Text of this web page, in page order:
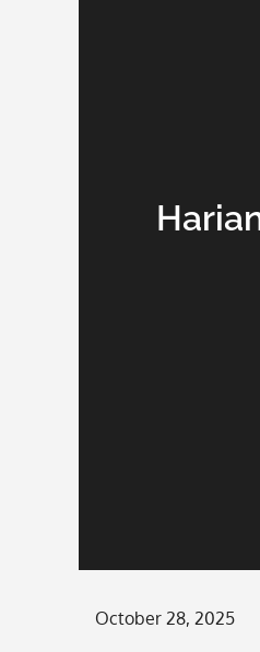
Posted
October 28, 2025